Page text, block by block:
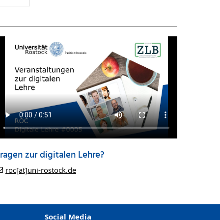
zur digitalen Lehre?
roc[at]uni-rostock.de
Social Media